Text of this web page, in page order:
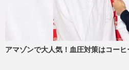
アマゾンで大人気！血圧対策はコー